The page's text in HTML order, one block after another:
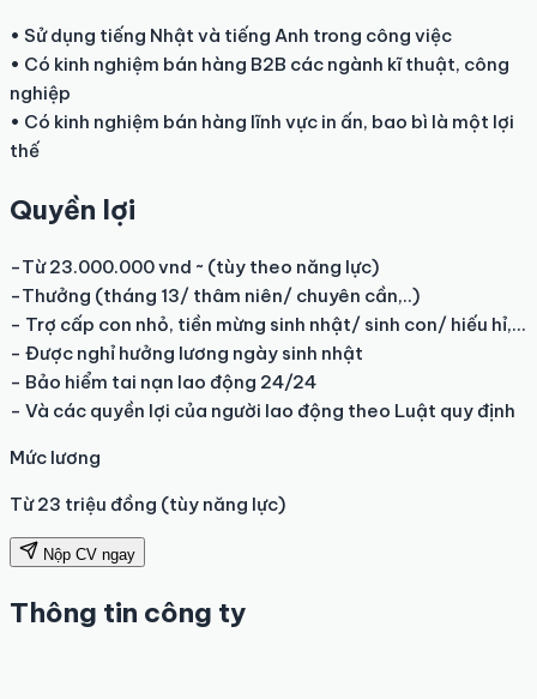
• Sử dụng tiếng Nhật và tiếng Anh trong công việc
• Có kinh nghiệm bán hàng B2B các ngành kĩ thuật, công
nghiệp
• Có kinh nghiệm bán hàng lĩnh vực in ấn, bao bì là một lợi
thế
Quyền lợi
-Từ 23.000.000 vnd ~ (tùy theo năng lực)
-Thưởng (tháng 13/ thâm niên/ chuyên cần,..)
- Trợ cấp con nhỏ, tiền mừng sinh nhật/ sinh con/ hiếu hỉ,...
- Được nghỉ hưởng lương ngày sinh nhật
- Bảo hiểm tai nạn lao động 24/24
- Và các quyền lợi của người lao động theo Luật quy định
Mức lương
Từ 23 triệu đồng (tùy năng lực)
Nộp CV ngay
Thông tin công ty